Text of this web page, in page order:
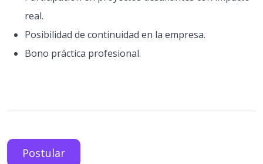
real.
Posibilidad de continuidad en la empresa.
Bono práctica profesional.
Postular